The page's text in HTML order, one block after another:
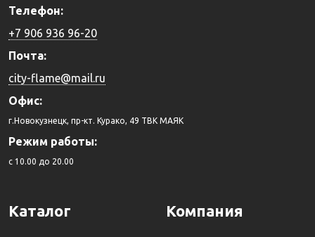
Телефон:
+7 906 936 96-20
Почта:
city-flame@mail.ru
Офис:
г.Новокузнецк, пр-кт. Курако, 49 ТВК МАЯК
Режим работы:
c 10.00 до 20.00
Каталог Компания